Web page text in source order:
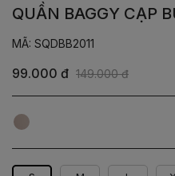
QUẦN BAGGY CẠP
MÃ: SQDBB2011
99.000 đ 149.000 đ
Be